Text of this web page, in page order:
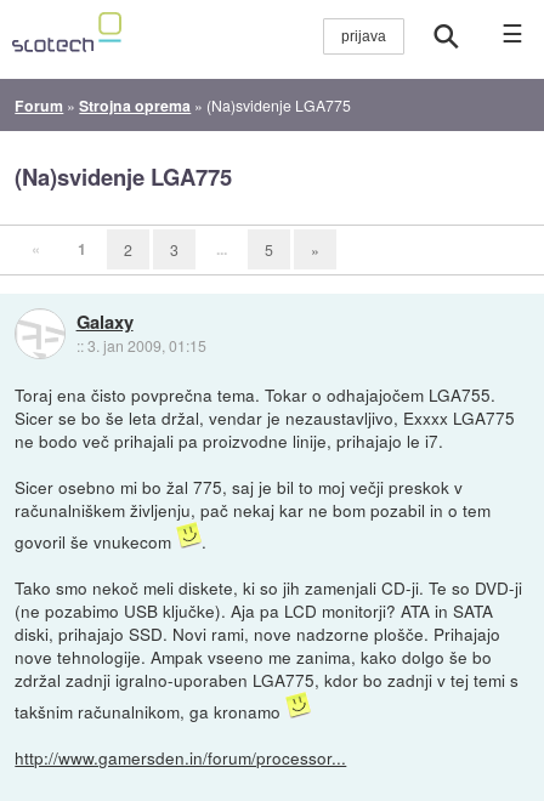
☰
Forum »Strojna oprema » (Na)svidenje LGA775
(Na)svidenje LGA775
« 1 2 3 ... 5 »
Galaxy
::3. jan 2009, 01:15
Toraj ena čisto povprečna tema. Tokar o odhajajočem LGA755.
Sicer se bo še leta držal, vendar je nezaustavljivo, Exxxx LGA775
ne bodo več prihajali pa proizvodne linije, prihajajo le i7.
Sicer osebno mi bo žal 775, saj je bil to moj večji preskok v
računalniškem življenju, pač nekaj kar ne bom pozabil in o tem
govoril še vnukecom
.
Tako smo nekoč meli diskete, ki so jih zamenjali CD-ji. Te so DVD-ji
(ne pozabimo USB ključke). Aja pa LCD monitorji? ATA in SATA
diski, prihajajo SSD. Novi rami, nove nadzorne plošče. Prihajajo
nove tehnologije. Ampak vseeno me zanima, kako dolgo še bo
zdržal zadnji igralno-uporaben LGA775, kdor bo zadnji v tej temi s
takšnim računalnikom, ga kronamo
http://www.gamersden.in/forum/processor...